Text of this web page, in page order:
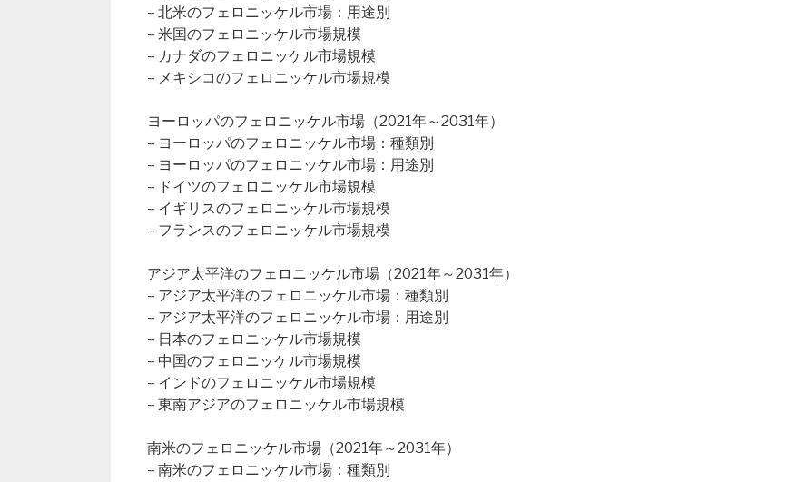
– 北米のフェロニッケル市場：用途別
– 米国のフェロニッケル市場規模
– カナダのフェロニッケル市場規模
– メキシコのフェロニッケル市場規模
ヨーロッパのフェロニッケル市場（2021年～2031年）
– ヨーロッパのフェロニッケル市場：種類別
– ヨーロッパのフェロニッケル市場：用途別
– ドイツのフェロニッケル市場規模
– イギリスのフェロニッケル市場規模
– フランスのフェロニッケル市場規模
アジア太平洋のフェロニッケル市場（2021年～2031年）
– アジア太平洋のフェロニッケル市場：種類別
– アジア太平洋のフェロニッケル市場：用途別
– 日本のフェロニッケル市場規模
– 中国のフェロニッケル市場規模
– インドのフェロニッケル市場規模
– 東南アジアのフェロニッケル市場規模
南米のフェロニッケル市場（2021年～2031年）
– 南米のフェロニッケル市場：種類別